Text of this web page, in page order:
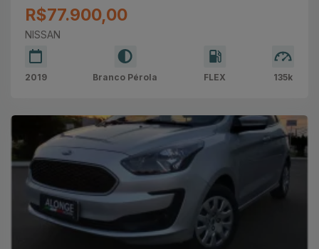
R$77.900,00
NISSAN
2019 Branco Pérola FLEX 135k